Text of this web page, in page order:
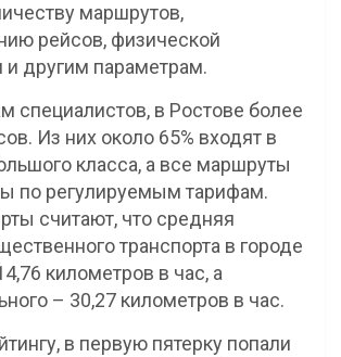
маршрутов,
рейсов, физической
и другим параметрам.
специалистов, в Ростове более
Из них около 65% входят в
класса, а все маршруты
по регулируемым тарифам.
считают, что средняя
транспорта в городе
километров в час, а
– 30,27 километров в час.
в первую пятерку попали